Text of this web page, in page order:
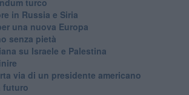
in Russia e Siria
una nuova Europa
senza pietà
su Israele e Palestina
via di un presidente americano
futuro